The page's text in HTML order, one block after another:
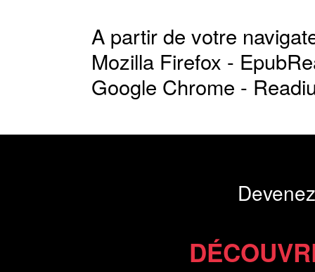
A partir de votre
Mozilla Firefox -
Google Chrome -